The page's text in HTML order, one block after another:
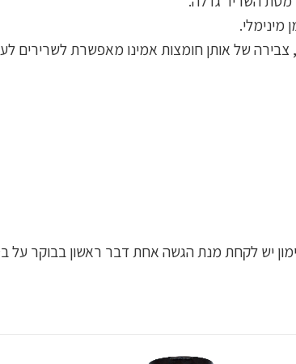
של אותן חומצות אמינו מאפשרת לשרירים
יש לקחת מנת הגשה אחת דבר ראשון בבוקר על